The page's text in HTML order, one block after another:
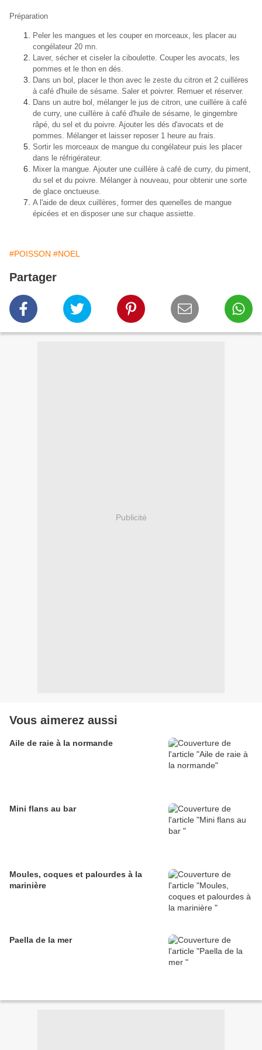
Préparation
Peler les mangues et les couper en morceaux, les placer au
congélateur 20 mn.
Laver, sécher et ciseler la ciboulette. Couper les avocats, les
pommes et le thon en dés.
Dans un bol, placer le thon avec le zeste du citron et 2 cuillères
à café d'huile de sésame. Saler et poivrer. Remuer et réserver.
Dans un autre bol, mélanger le jus de citron, une cuillère à café
de curry, une cuillère à café d'huile de sésame, le gingembre
râpé, du sel et du poivre. Ajouter les dés d'avocats et de
pommes. Mélanger et laisser reposer 1 heure au frais.
Sortir les morceaux de mangue du congélateur puis les placer
dans le réfrigérateur.
Mixer la mangue. Ajouter une cuillère à café de curry, du piment,
du sel et du poivre. Mélanger à nouveau, pour obtenir une sorte
de glace onctueuse.
A l'aide de deux cuillères, former des quenelles de mangue
épicées et en disposer une sur chaque assiette.
#POISSON #NOEL
Partager
Publicité
Vous aimerez aussi
Aile de raie à la normande
Mini flans au bar
Moules, coques et palourdes à la
marinière
Paella de la mer